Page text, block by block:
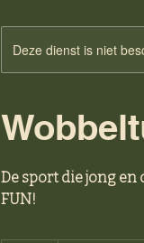
Deze dienst is niet
De sport die jong en
FUN!